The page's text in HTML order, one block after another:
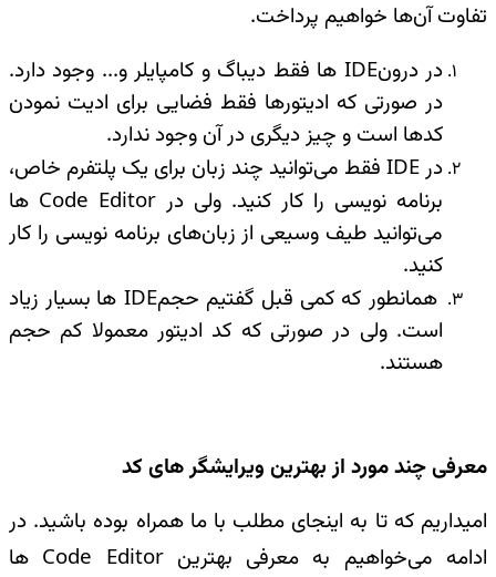
تفاوت آن‌ها خواهیم پرداخت.
در درونIDE ها فقط دیباگ و کامپایلر و... وجود دارد.
در صورتی که ادیتورها فقط فضایی برای ادیت نمودن
کدها است و چیز دیگری در آن وجود ندارد.
درIDE فقط می‌توانید چند زبان برای یک پلتفرم خاص،
برنامه نویسی را کار کنید. ولی در Code Editor ها
می‌توانید طیف وسیعی از زبان‌های برنامه نویسی را کار
کنید.
همانطور که کمی قبل گفتیم حجمIDE ها بسیار زیاد
است. ولی در صورتی که کد ادیتور معمولا کم حجم
هستند.
معرفی چند مورد از بهترین ویرایشگر های کد
امیداریم که تا به اینجای مطلب با ما همراه بوده باشید. در
ادامه می‌خواهیم به معرفی بهترین Code Editor ها